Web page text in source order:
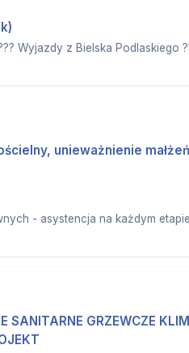
Wyjazdy z Bielska Podlaskiego
unieważnienie
- asystencja na każdym
SANITARNE GRZEWCZE